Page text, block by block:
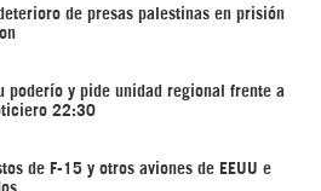
de presas palestinas en prisión
poderío y pide unidad regional frente a
22:30
de F-15 y otros aviones de EEUU e